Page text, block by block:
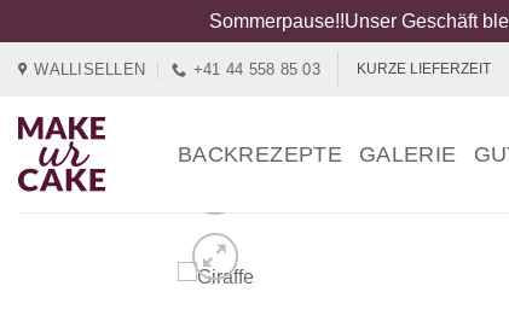
Sommerpause!!Unser Geschäft
springen
WALLISELLEN +41 44 558 85 03 KURZE LIEFERZEIT
BACKREZEPTE GALERIE